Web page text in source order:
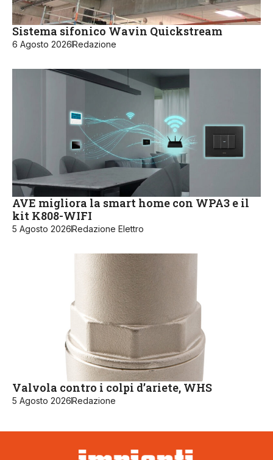
Sistema sifonico Wavin Quickstream
6 Agosto 2026Redazione
AVE migliora la smart home con WPA3 e il
kit K808-WIFI
5 Agosto 2026Redazione Elettro
Valvola contro i colpi d’ariete, WHS
5 Agosto 2026Redazione